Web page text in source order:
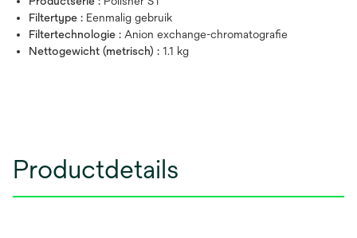
Filtertype : Eenmalig gebruik
Filtertechnologie : Anion exchange-chromatografie
Nettogewicht (metrisch) : 1.1 kg
Productdetails